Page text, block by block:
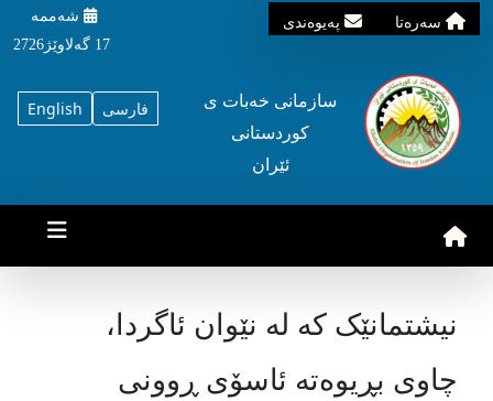
سه‌ره‌تا په‌یوه‌ندی
شه‌ممه‌
17 گه‌لاوێژ2726
English فارسی
سازمانی خه‌بات ی
کوردستانی
ئێران
نیشتمانێک کە لە نێوان ئاگردا،
چاوی بڕیوەتە ئاسۆی ڕوونی